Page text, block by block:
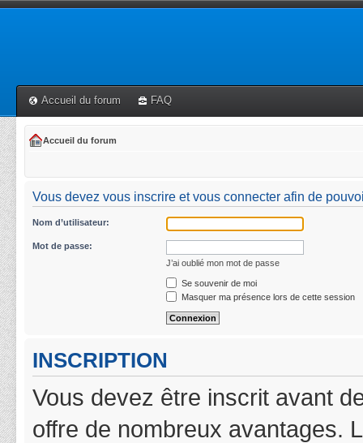
Accueil du forum FAQ
Accueil du forum
Vous devez vous inscrire et vous connecter afin de
Nom d’utilisateur:
Mot de passe:
J’ai oublié mon mot de passe
Se souvenir de moi
Masquer ma présence lors de cette session
INSCRIPTION
Vous devez être inscrit avant
offre de nombreux avantages.